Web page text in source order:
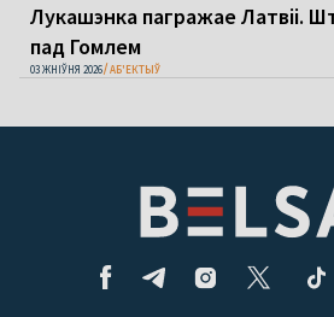
Лукашэнка пагражае Латвіі.
пад Гомлем
03 ЖНІЎНЯ 2026 АБ'ЕКТЫЎ